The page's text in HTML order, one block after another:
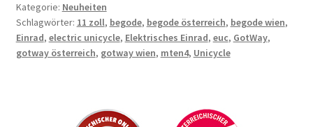
Kategorie: Neuheiten
Schlagwörter: 11 zoll, begode, begode österreich, begode wien,
Einrad, electric unicycle, Elektrisches Einrad, euc, GotWay,
gotway österreich, gotway wien, mten4, Unicycle